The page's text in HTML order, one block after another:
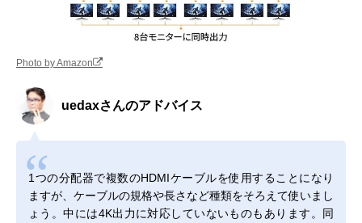
Photo by Amazon
uedaxさんのアドバイス
1つの分配器で複数のHDMIケーブルを使用することになり
ますが、ケーブルの規格や長さなど種類をそろえて使いまし
ょう。中には4K出力に対応していないものもあります。同